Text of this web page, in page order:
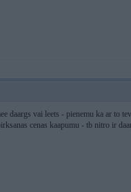
daargs vai leets - pienemu ka ar to
cenas kaapumu - tb nitro ir